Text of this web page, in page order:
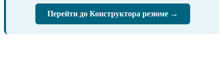
Перейти до Конструктора резюме →